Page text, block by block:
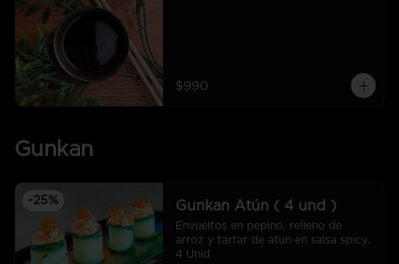
$990
Gunkan
-25% Gunkan Atún ( 4 und )
Envueltos en pepino, relleno de
arroz y tartar de atún en salsa spicy.
4 Unid.